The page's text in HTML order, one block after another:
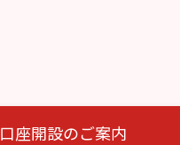
口座開設のご案内